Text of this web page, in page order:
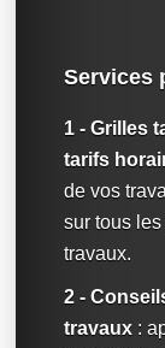
Services
1 - Grilles
tarifs
de vos
sur tous
travaux.
2 -
travaux :